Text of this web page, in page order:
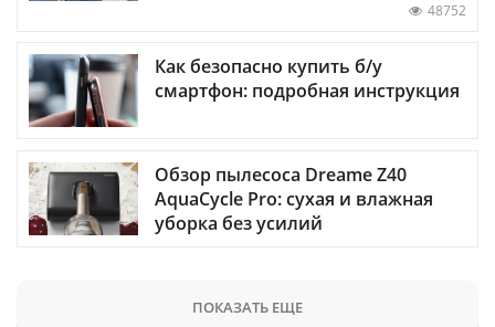
48752
Как безопасно купить б/у
смартфон: подробная инструкция
Обзор пылесоса Dreame Z40
AquaCycle Pro: сухая и влажная
уборка без усилий
ПОКАЗАТЬ ЕЩЕ